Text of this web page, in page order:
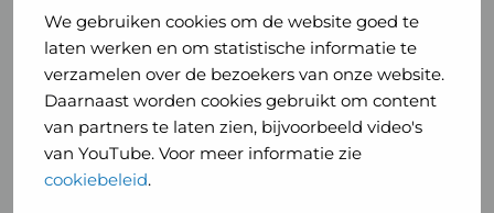
We gebruiken cookies om de website goed te
laten werken en om statistische informatie te
verzamelen over de bezoekers van onze website.
Daarnaast worden cookies gebruikt om content
van partners te laten zien, bijvoorbeeld video's
van YouTube. Voor meer informatie zie
cookiebeleid.
of
GGD
GHOR
Nederland
of
GGD
GHOR
Nederland
GGD Reizen op social media
GGD Reizen